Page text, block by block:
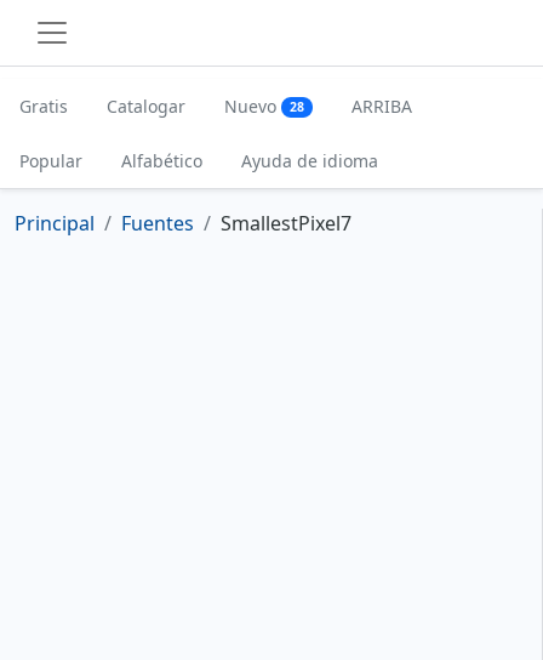
Gratis Catalogar Nuevo 28 ARRIBA
Popular Alfabético Ayuda de idioma
Principal Fuentes SmallestPixel7